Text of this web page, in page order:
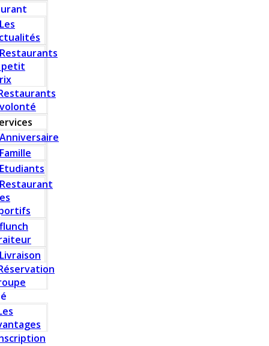
Les
Restaurants
petit
Anniversaire
Famille
Etudiants
Restaurant
flunch
Livraison